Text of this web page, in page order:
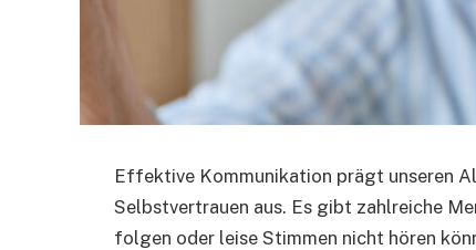
Effektive Kommunikation prägt unseren
Selbstvertrauen aus. Es gibt zahlreiche
folgen oder leise Stimmen nicht hören